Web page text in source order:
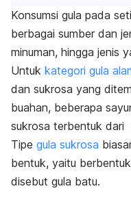
Konsumsi gula pada
berbagai sumber dan
minuman, hingga jenis
Untuk kategori gula
dan sukrosa yang
buahan, beberapa
sukrosa terbentuk dari
Tipe gula sukrosa
bentuk, yaitu
disebut gula batu.